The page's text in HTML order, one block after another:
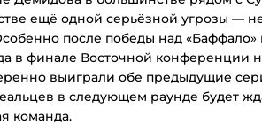
ещё одной серьёзной угрозы —
после победы над «Баффало»
в финале Восточной конференции
выиграли обе предыдущие
в следующем раунде будет
команда.